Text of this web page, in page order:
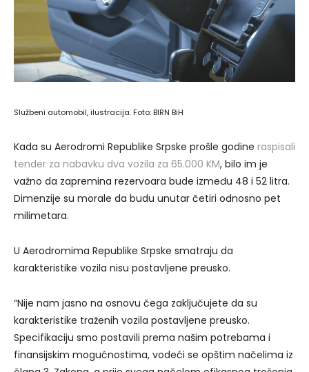
Službeni automobil, ilustracija. Foto: BIRN BiH
Kada su Aerodromi Republike Srpske prošle godine raspisali
tender za nabavku dva vozila za 65.000 KM, bilo im je
važno da zapremina rezervoara bude između 48 i 52 litra.
Dimenzije su morale da budu unutar četiri odnosno pet
milimetara.
U Aerodromima Republike Srpske smatraju da
karakteristike vozila nisu postavljene preusko.
“Nije nam jasno na osnovu čega zaključujete da su
karakteristike traženih vozila postavljene preusko.
Specifikaciju smo postavili prema našim potrebama i
finansijskim mogućnostima, vodeći se opštim načelima iz